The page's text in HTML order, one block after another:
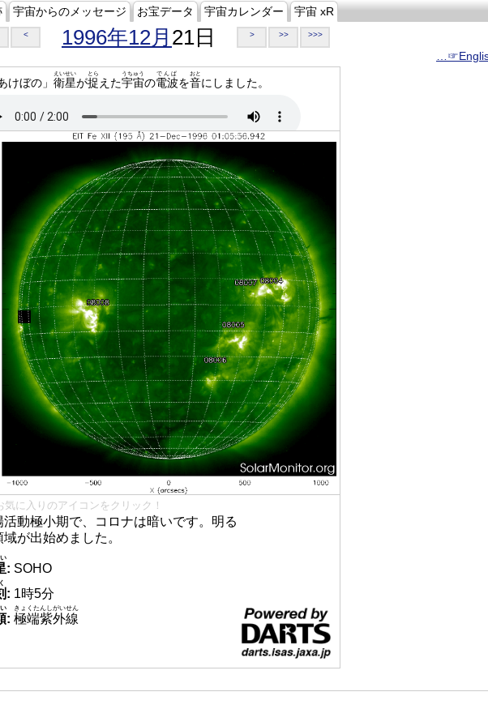
宇宙からのメッセージ お宝データ 宇宙カレンダー 宇宙 xR
< 1996年12月 21日 > >> >>>
けぼの」 衛星
えいせい
が捉
とら
えた宇宙
うちゅう
の電波
でんぱ
を音
おと
にしました。
に入りのアイコンをクリック！
活動極小期で、コロナは暗いです。明る
域が出始めました。
: SOHO
: 1時5分
: 極端紫外線
きょくたんしがいせん